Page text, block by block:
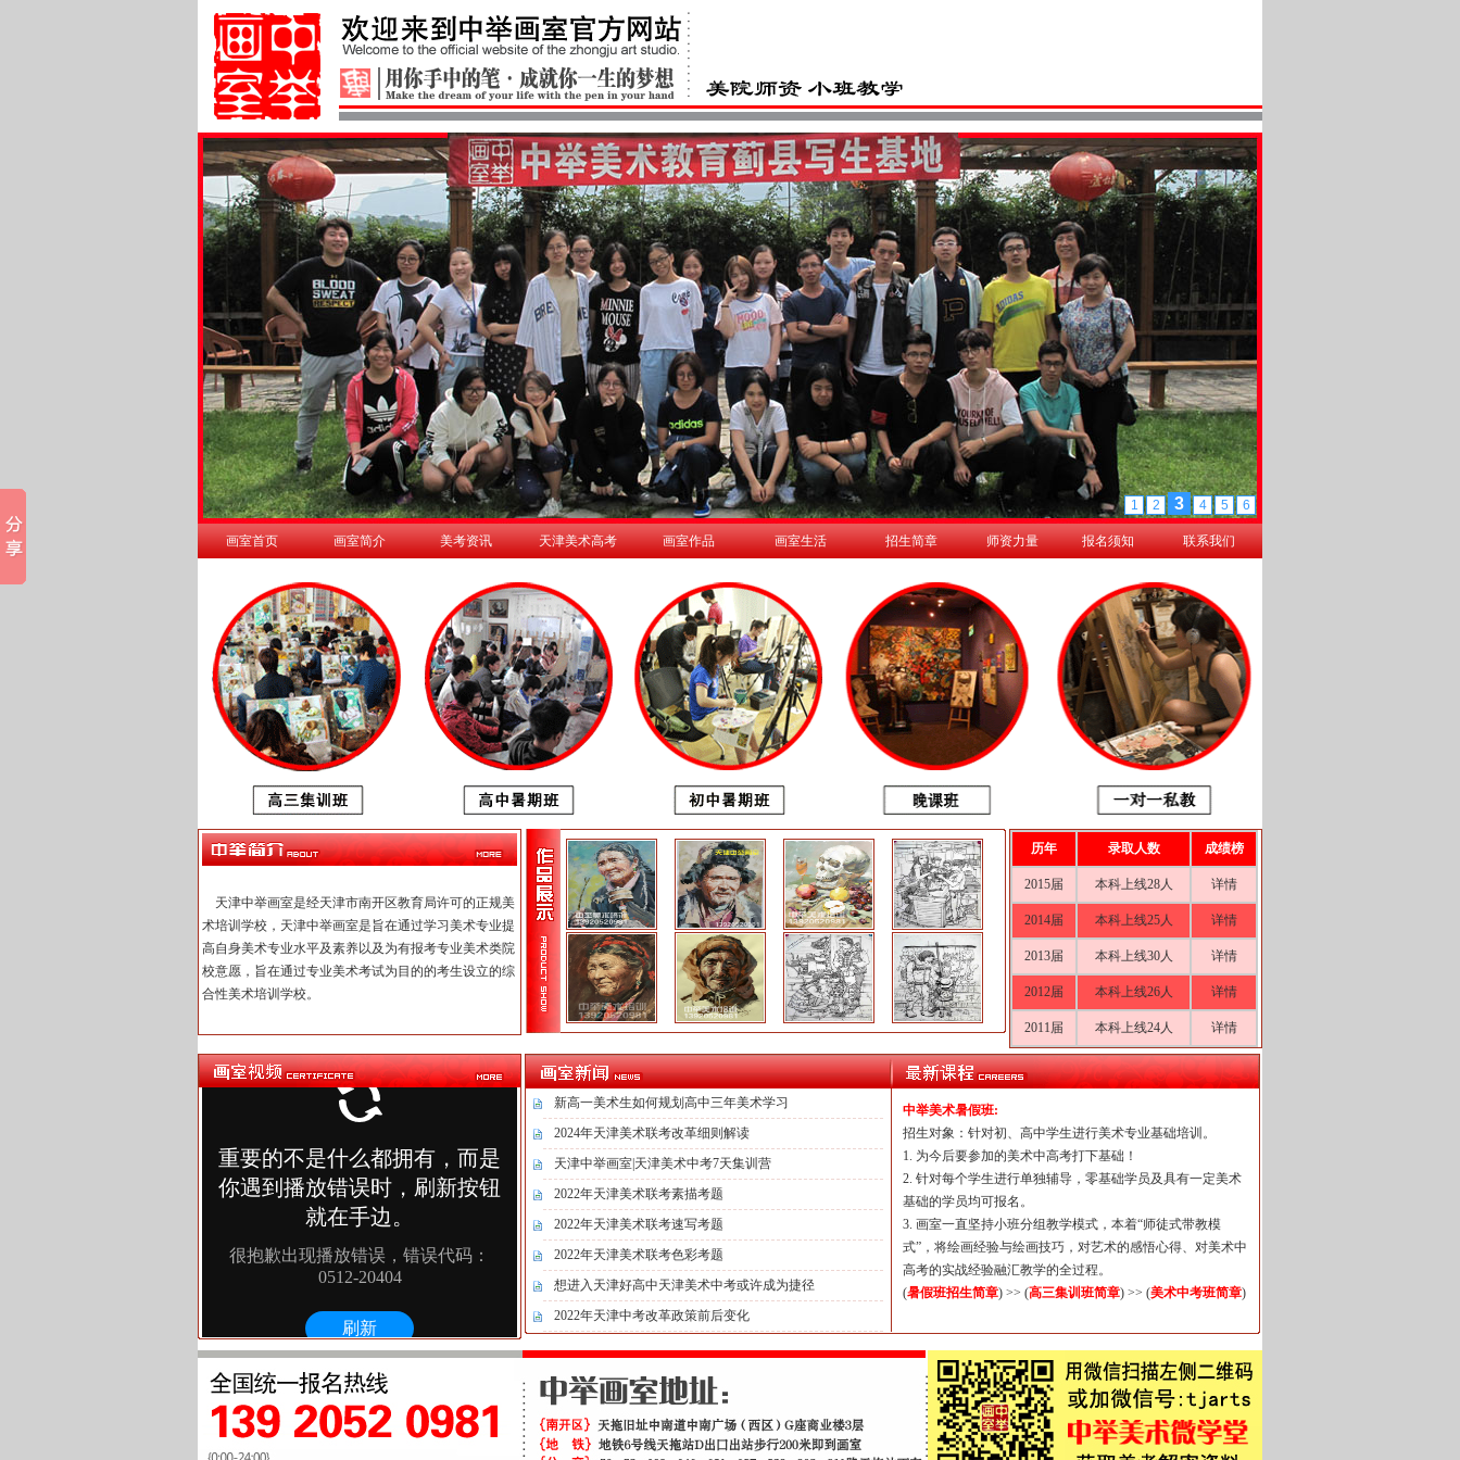
画室首页 画室简介 美考资讯 天津美术高考 画室作品 画室生活 招生简章 师资力量 报名须知 联系我们
天津中举画室是经天津市南开区教育局许可的正规美
术培训学校，天津中举画室是旨在通过学习美术专业提
高自身美术专业水平及素养以及为有报考专业美术类院
校意愿，旨在通过专业美术考试为目的的考生设立的综
合性美术培训学校。
历年 录取人数 成绩榜
2015届 本科上线28人 详情
2014届 本科上线25人 详情
2013届 本科上线30人 详情
2012届 本科上线26人 详情
2011届 本科上线24人 详情
新高一美术生如何规划高中三年美术学习
2024年天津美术联考改革细则解读
天津中举画室|天津美术中考7天集训营
2022年天津美术联考素描考题
2022年天津美术联考速写考题
2022年天津美术联考色彩考题
想进入天津好高中天津美术中考或许成为捷径
2022年天津中考改革政策前后变化
中举美术暑假班:
招生对象：针对初、高中学生进行美术专业基础培训。
1. 为今后要参加的美术中高考打下基础！
2. 针对每个学生进行单独辅导，零基础学员及具有一定美术
基础的学员均可报名。
3. 画室一直坚持小班分组教学模式，本着“师徒式带教模
式”，将绘画经验与绘画技巧，对艺术的感悟心得、对美术中
高考的实战经验融汇教学的全过程。
(暑假班招生简章) >> (高三集训班简章) >> (美术中考班简章)